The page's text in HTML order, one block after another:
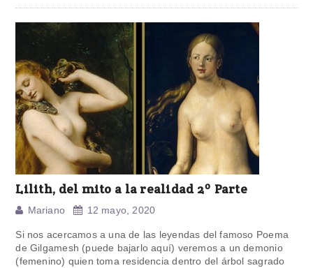
Lilith, del mito a la realidad 2º Parte
Mariano 12 mayo, 2020
Si nos acercamos a una de las leyendas del famoso Poema
de Gilgamesh (puede bajarlo aquí) veremos a un demonio
(femenino) quien toma residencia dentro del árbol sagrado